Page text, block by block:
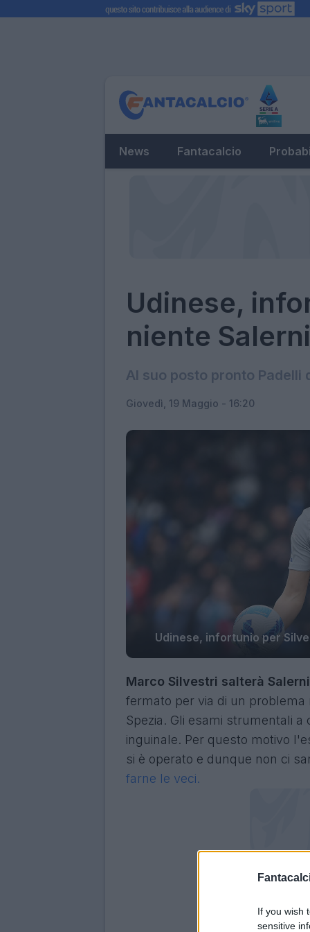
If you wish
sensitive
News Fantacalcio
Udinese,
niente
Al suo posto pronto Padelli
Giovedì, 19 Maggio - 16:20
Udinese, infortunio per
Marco Silvestri salterà
fermato per via di un
Spezia. Gli esami strumentali
inguinale. Per questo motivo
si è operato e dunque non ci
farne le veci.